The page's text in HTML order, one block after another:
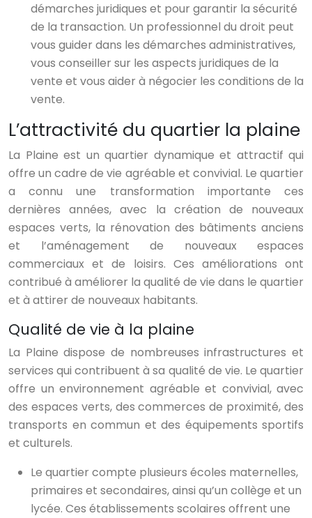
démarches juridiques et pour garantir la sécurité
de la transaction. Un professionnel du droit peut
vous guider dans les démarches administratives,
vous conseiller sur les aspects juridiques de la
vente et vous aider à négocier les conditions de la
vente.
L’attractivité du quartier la plaine
La Plaine est un quartier dynamique et attractif qui
offre un cadre de vie agréable et convivial. Le quartier
a connu une transformation importante ces
dernières années, avec la création de nouveaux
espaces verts, la rénovation des bâtiments anciens
et l’aménagement de nouveaux espaces
commerciaux et de loisirs. Ces améliorations ont
contribué à améliorer la qualité de vie dans le quartier
et à attirer de nouveaux habitants.
Qualité de vie à la plaine
La Plaine dispose de nombreuses infrastructures et
services qui contribuent à sa qualité de vie. Le quartier
offre un environnement agréable et convivial, avec
des espaces verts, des commerces de proximité, des
transports en commun et des équipements sportifs
et culturels.
Le quartier compte plusieurs écoles maternelles,
primaires et secondaires, ainsi qu’un collège et un
lycée. Ces établissements scolaires offrent une